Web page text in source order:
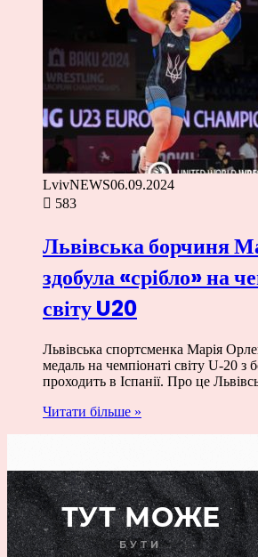
LvivNEWS06.09.2024
583
Львівська борчиня
здобула «срібло» на
світу U20
Львівська спортсменка Марія
медаль на чемпіонаті світу U-20 з
проходить в Іспанії. Про це
Читати більше »